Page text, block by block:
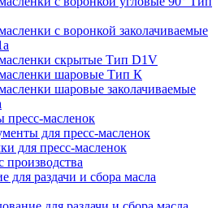
с воронкой заколачиваемые
скрытые Тип D1V
шаровые Тип К
шаровые заколачиваемые
пресс-масленок
для пресс-масленок
для пресс-масленок
производства
для раздачи и сбора масла